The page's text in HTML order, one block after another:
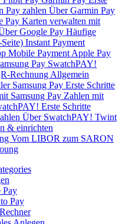
Pay zahlen Über Garmin Pay
Pay Karten verwalten mit
Google Pay Häufige
Instant Payment
Mobile Payment Apple Pay
Pay SwatchPAY!
Rechnung Allgemein
Samsung Pay Erste Schritte
Samsung Pay Zahlen mit
Erste Schritte
Über SwatchPAY! Twint
& einrichten
Vom LIBOR zum SARON
Pay
Pay